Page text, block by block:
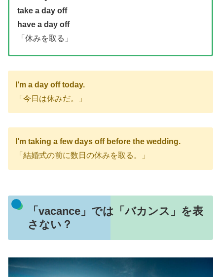
take a day off
have a day off
「休みを取る」
I’m a day off today.
「今日は休みだ。」
I’m taking a few days off before the wedding.
「結婚式の前に数日の休みを取る。」
「vacance」では「バカンス」を表
さない？